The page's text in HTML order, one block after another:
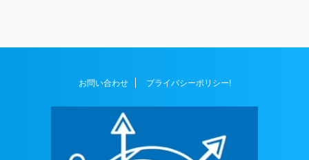
お問い合わせ プライバシーポリシー!